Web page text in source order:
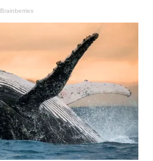
Brainberries